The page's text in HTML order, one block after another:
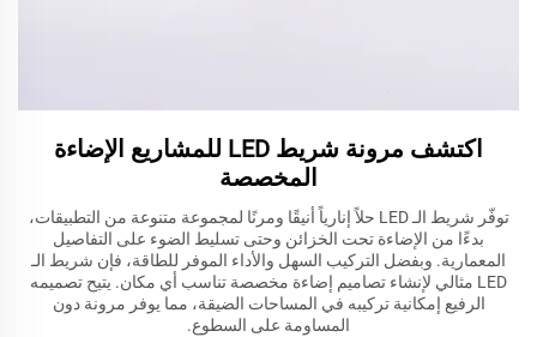
اكتشف مرونة شريط LED للمشاريع الإضاءة
المخصصة
توفّر شريط الـ LED حلاً إنارياً أنيقًا ومرنًا لمجموعة متنوعة من التطبيقات،
بدءًا من الإضاءة تحت الخزائن وحتى تسليط الضوء على التفاصيل
المعمارية. وبفضل التركيب السهل والأداء الموفر للطاقة، فإن شريط الـ
LED مثالي لإنشاء تصاميم إضاءة مخصصة تناسب أي مكان. يتيح تصميمه
الرفيع إمكانية تركيبه في المساحات الضيقة، مما يوفر مرونة دون
المساومة على السطوع.